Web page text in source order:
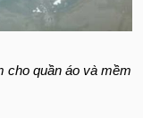
cho quần áo và mềm